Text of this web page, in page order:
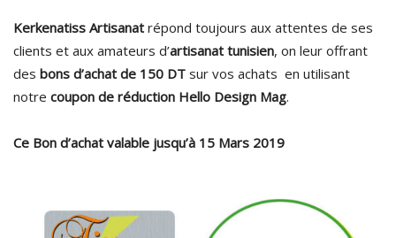
Kerkenatiss Artisanat répond toujours aux attentes de ses
clients et aux amateurs d’artisanat tunisien, on leur offrant
des bons d’achat de 150 DT sur vos achats en utilisant
notre coupon de réduction Hello Design Mag.
Ce Bon d’achat valable jusqu’à 15 Mars 2019